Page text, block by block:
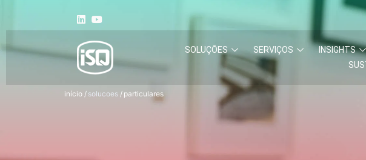
SOLUÇÕES SERVIÇOS INSIGHTS
início / solucoes / particulares